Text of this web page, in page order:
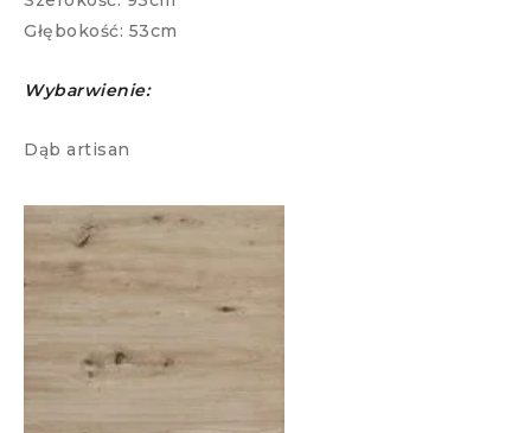
Głębokość: 53cm
Wybarwienie:
Dąb artisan